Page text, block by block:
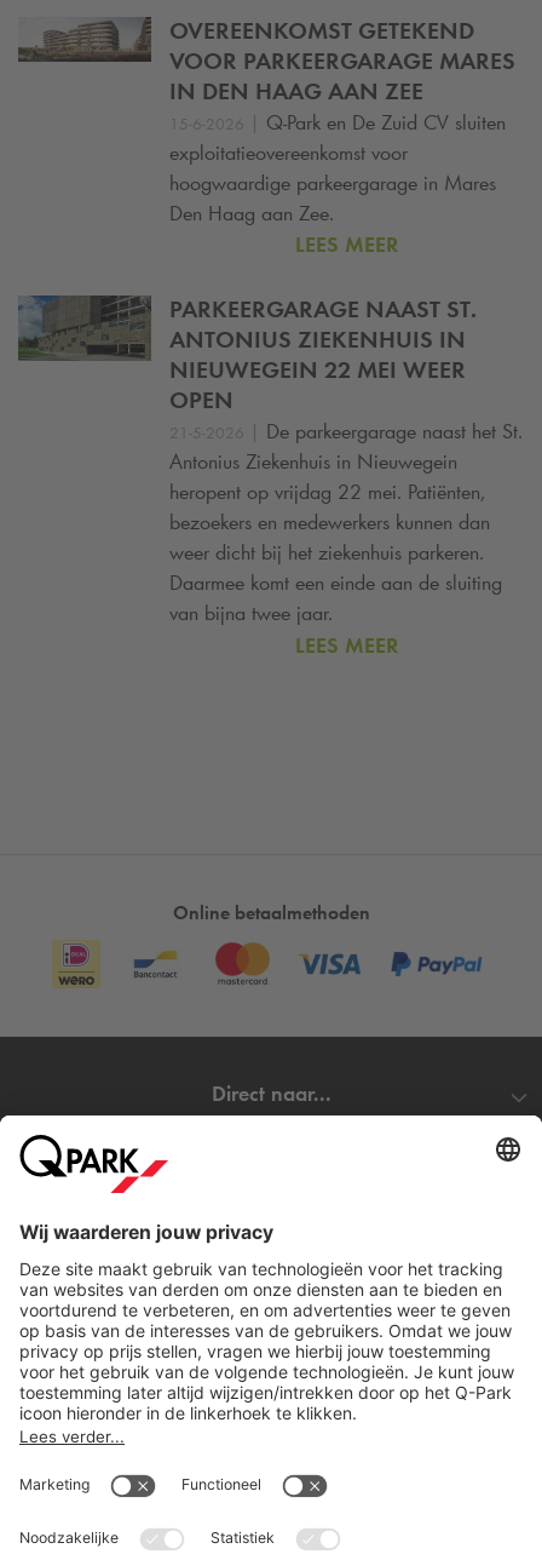
OVEREENKOMST GETEKEND
VOOR PARKEERGARAGE MARES
IN DEN HAAG AAN ZEE
15-6-2026 | Q-Park en De Zuid CV sluiten
exploitatieovereenkomst voor
hoogwaardige parkeergarage in Mares
Den Haag aan Zee.
LEES MEER
PARKEERGARAGE NAAST ST.
ANTONIUS ZIEKENHUIS IN
NIEUWEGEIN 22 MEI WEER
OPEN
21-5-2026 | De parkeergarage naast het St.
Antonius Ziekenhuis in Nieuwegein
heropent op vrijdag 22 mei. Patiënten,
bezoekers en medewerkers kunnen dan
weer dicht bij het ziekenhuis parkeren.
Daarmee komt een einde aan de sluiting
van bijna twee jaar.
LEES MEER
Online betaalmethoden
Direct naar...
Copyright
Privacy statement